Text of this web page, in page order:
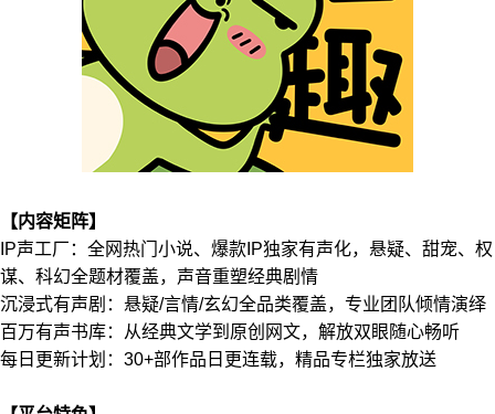
【内容矩阵】
‌IP声工厂‌：全网热门小说、爆款IP独家有声化，悬疑、甜宠、权
谋、科幻全题材覆盖，声音重塑经典剧情
沉浸式有声剧：悬疑/言情/玄幻全品类覆盖，专业团队倾情演绎
百万有声书库：从经典文学到原创网文，解放双眼随心畅听
每日更新计划：30+部作品日更连载，精品专栏独家放送